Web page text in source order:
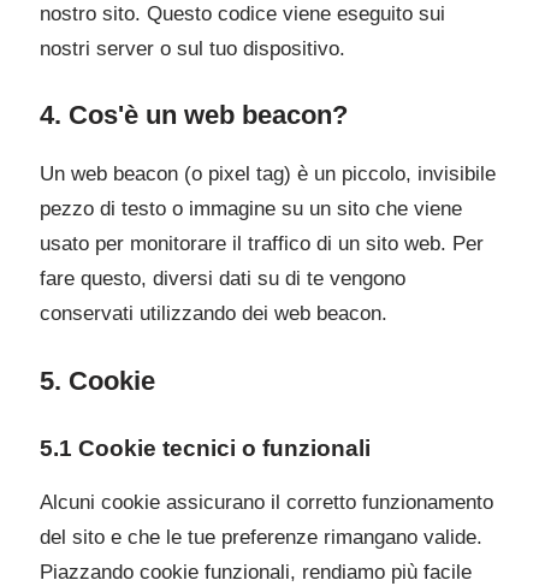
nostro sito. Questo codice viene eseguito sui
nostri server o sul tuo dispositivo.
4. Cos'è un web beacon?
Un web beacon (o pixel tag) è un piccolo, invisibile
pezzo di testo o immagine su un sito che viene
usato per monitorare il traffico di un sito web. Per
fare questo, diversi dati su di te vengono
conservati utilizzando dei web beacon.
5. Cookie
5.1 Cookie tecnici o funzionali
Alcuni cookie assicurano il corretto funzionamento
del sito e che le tue preferenze rimangano valide.
Piazzando cookie funzionali, rendiamo più facile